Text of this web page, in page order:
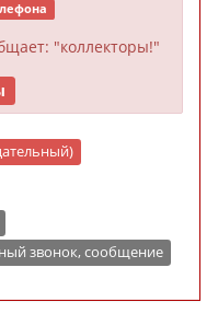
"коллекторы!"
звонок, сообщение